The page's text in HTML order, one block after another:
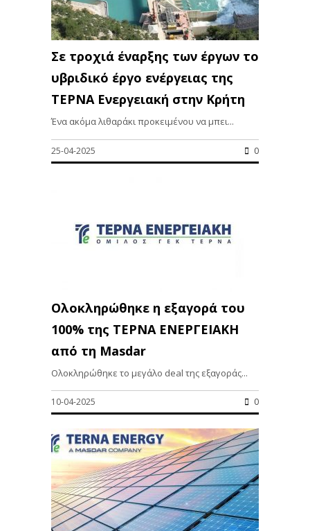
Σε τροχιά έναρξης των έργων το
υβριδικό έργο ενέργειας της
ΤΕΡΝΑ Ενεργειακή στην Κρήτη
Ένα ακόμα λιθαράκι προκειμένου να μπει...
25-04-2025 0
Oλοκληρώθηκε η εξαγορά του
100% της ΤΕΡΝΑ ΕΝΕΡΓΕΙΑΚΗ
από τη Masdar
Ολοκληρώθηκε το μεγάλο deal της εξαγοράς...
10-04-2025 0